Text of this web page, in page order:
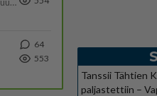
64
553
Tanssii Tähtien
paljastettiin –